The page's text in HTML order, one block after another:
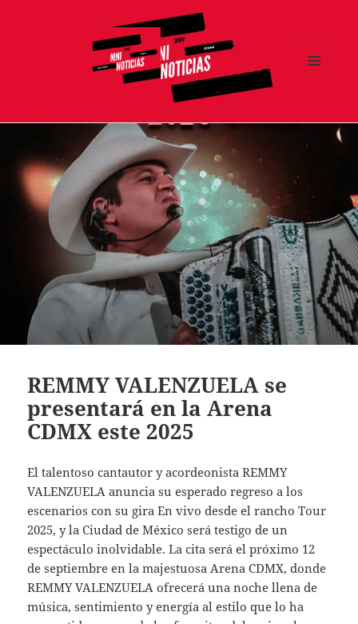
REMMY VALENZUELA se
presentará en la Arena
CDMX este 2025
El talentoso cantautor y acordeonista REMMY
VALENZUELA anuncia su esperado regreso a los
escenarios con su gira En vivo desde el rancho Tour
2025, y la Ciudad de México será testigo de un
espectáculo inolvidable. La cita será el próximo 12
de septiembre en la majestuosa Arena CDMX, donde
REMMY VALENZUELA ofrecerá una noche llena de
música, sentimiento y energía al estilo que lo ha